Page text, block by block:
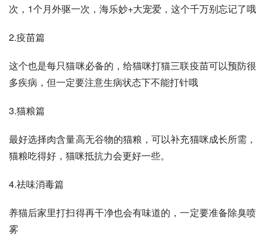
次，1个月外驱一次，海乐妙+大宠爱，这个千万别忘记了哦
2.疫苗篇
这个也是每只猫咪必备的，给猫咪打猫三联疫苗可以预防很
多疾病，但一定要注意生病状态下不能打针哦
3.猫粮篇
最好选择肉含量高无谷物的猫粮，可以补充猫咪成长所需，
猫粮吃得好，猫咪抵抗力会更好一些。
4.祛味消毒篇
养猫后家里打扫得再干净也会有味道的，一定要准备除臭喷
雾